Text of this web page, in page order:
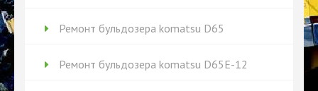
Ремонт бульдозера komatsu D65
Ремонт бульдозера komatsu D65Е-12